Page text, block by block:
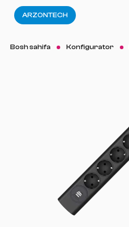
ARZONTECH
Bosh sahifa Konfigurator